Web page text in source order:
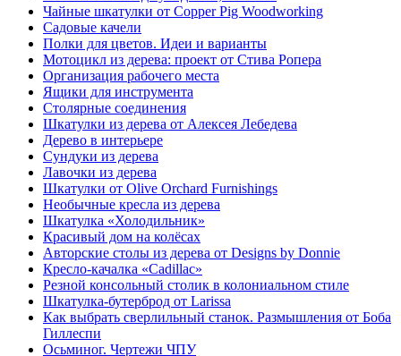
Чайные шкатулки от Copper Pig Woodworking
Садовые качели
Полки для цветов. Идеи и варианты
Мотоцикл из дерева: проект от Стива Ропера
Организация рабочего места
Ящики для инструмента
Столярные соединения
Шкатулки из дерева от Алексея Лебедева
Дерево в интерьере
Сундуки из дерева
Лавочки из дерева
Шкатулки от Olive Orchard Furnishings
Необычные кресла из дерева
Шкатулка «Холодильник»
Красивый дом на колёсах
Авторские столы из дерева от Designs by Donnie
Кресло-качалка «Cadillac»
Резной консольный столик в колониальном стиле
Шкатулка-бутерброд от Larissa
Как выбрать сверлильный станок. Размышления от Боба
Гиллеспи
Осьминог. Чертежи ЧПУ